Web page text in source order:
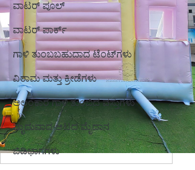
ವಾಟರ್ ಪೂಲ್
ವಾಟರ್ ಪಾರ್ಕ್
ಗಾಳಿ ತುಂಬಬಹುದಾದ ಟೆಂಟ್‌ಗಳು
ವಿರಾಮ ಮತ್ತು ಕ್ರೀಡೆಗಳು
ಅಲಂಕಾರ ಗಾಳಿ ತುಂಬಿದ ವಸ್ತುಗಳು
ಮೃದುವಾದ ಆಟದ ಮೈದಾನ
ಬಿಡಿಭಾಗಗಳು